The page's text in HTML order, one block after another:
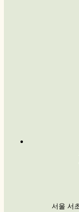
서울 서